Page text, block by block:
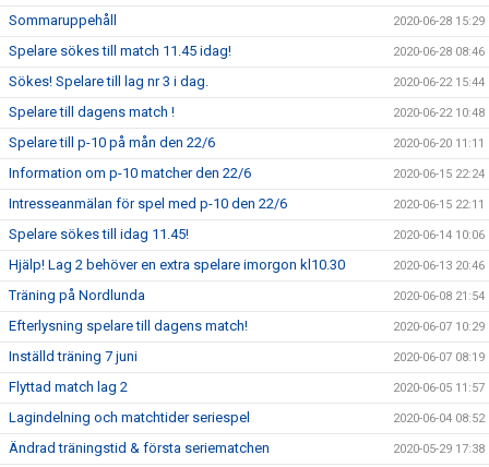
Sommaruppehåll 2020-06-28 15:29
Spelare sökes till match 11.45 idag! 2020-06-28 08:46
Sökes! Spelare till lag nr 3 i dag. 2020-06-22 15:44
Spelare till dagens match ! 2020-06-22 10:48
Spelare till p-10 på mån den 22/6 2020-06-20 11:11
Information om p-10 matcher den 22/6 2020-06-15 22:24
Intresseanmälan för spel med p-10 den 22/6 2020-06-15 22:11
Spelare sökes till idag 11.45! 2020-06-14 10:06
Hjälp! Lag 2 behöver en extra spelare imorgon kl10.30 2020-06-13 20:46
Träning på Nordlunda 2020-06-08 21:54
Efterlysning spelare till dagens match! 2020-06-07 10:29
Inställd träning 7 juni 2020-06-07 08:19
Flyttad match lag 2 2020-06-05 11:57
Lagindelning och matchtider seriespel 2020-06-04 08:52
Ändrad träningstid & första seriematchen 2020-05-29 17:38